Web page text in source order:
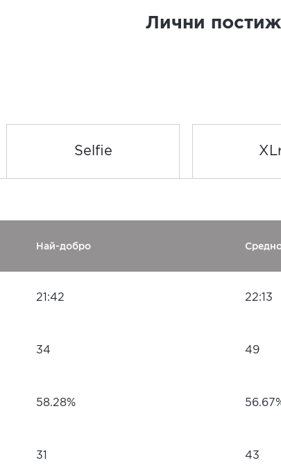
Лични
Selfie
Най-добро
21:42 22:13
34 49
58.28%
31 43